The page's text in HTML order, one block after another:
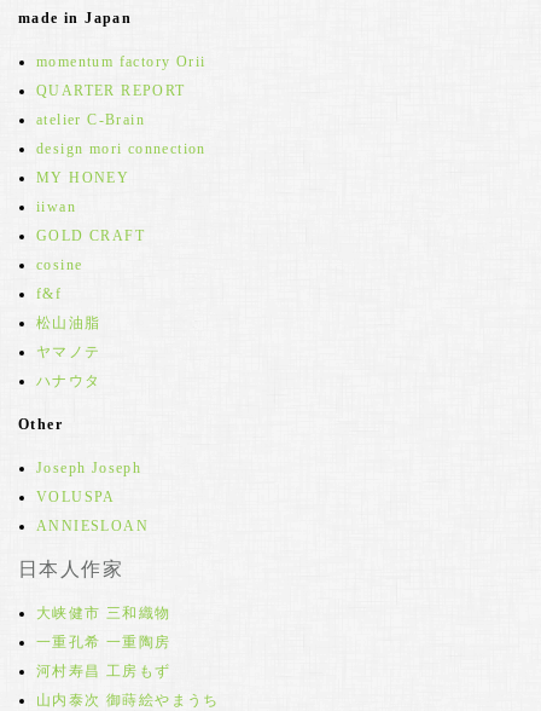
made in Japan
momentum factory Orii
QUARTER REPORT
atelier C-Brain
design mori connection
MY HONEY
iiwan
GOLD CRAFT
cosine
f&f
松山油脂
ヤマノテ
ハナウタ
Other
Joseph Joseph
VOLUSPA
ANNIESLOAN
日本人作家
大峡健市 三和織物
一重孔希 一重陶房
河村寿昌 工房もず
山内泰次 御蒔絵やまうち